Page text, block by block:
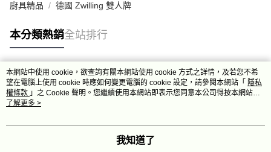
廚具精品 德國 Zwilling 雙人牌
本分類熱銷全站排行
熱門標籤
本網站中使用 cookie，欲查詢有關本網站使用 cookie 方式之詳情，及若您不希
望在電腦上使用 cookie 時應如何變更電腦的 cookie 設定，請參閱本網站「 隱私
權條款 」之 Cookie 聲明。您繼續使用本網站即表示您同意本公司得按本網站使
用條款之 Cookie 聲明使用 cookie。
了解更多 >
我知道了